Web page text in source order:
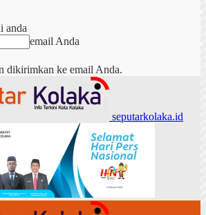
anda
email Anda
dikirimkan ke email Anda.
seputarkolaka.id